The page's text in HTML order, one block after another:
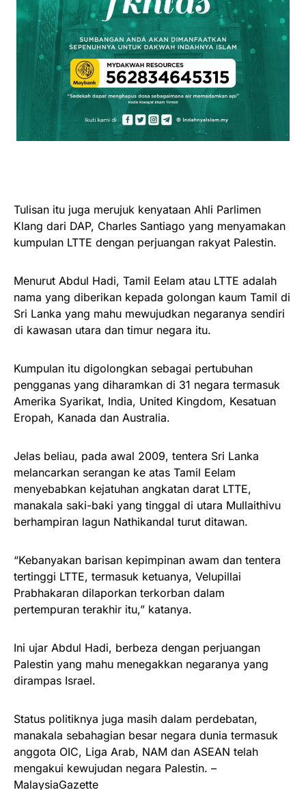
Tulisan itu juga merujuk kenyataan Ahli Parlimen
Klang dari DAP, Charles Santiago yang menyamakan
kumpulan LTTE dengan perjuangan rakyat Palestin.
Menurut Abdul Hadi, Tamil Eelam atau LTTE adalah
nama yang diberikan kepada golongan kaum Tamil di
Sri Lanka yang mahu mewujudkan negaranya sendiri
di kawasan utara dan timur negara itu.
Kumpulan itu digolongkan sebagai pertubuhan
pengganas yang diharamkan di 31 negara termasuk
Amerika Syarikat, India, United Kingdom, Kesatuan
Eropah, Kanada dan Australia.
Jelas beliau, pada awal 2009, tentera Sri Lanka
melancarkan serangan ke atas Tamil Eelam
menyebabkan kejatuhan angkatan darat LTTE,
manakala saki-baki yang tinggal di utara Mullaithivu
berhampiran lagun Nathikandal turut ditawan.
“Kebanyakan barisan kepimpinan awam dan tentera
tertinggi LTTE, termasuk ketuanya, Velupillai
Prabhakaran dilaporkan terkorban dalam
pertempuran terakhir itu,” katanya.
Ini ujar Abdul Hadi, berbeza dengan perjuangan
Palestin yang mahu menegakkan negaranya yang
dirampas Israel.
Status politiknya juga masih dalam perdebatan,
manakala sebahagian besar negara dunia termasuk
anggota OIC, Liga Arab, NAM dan ASEAN telah
mengakui kewujudan negara Palestin. –
MalaysiaGazette